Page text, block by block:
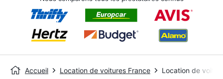
Accueil Location de voitures France Location de